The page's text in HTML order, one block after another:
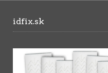
idfix.sk